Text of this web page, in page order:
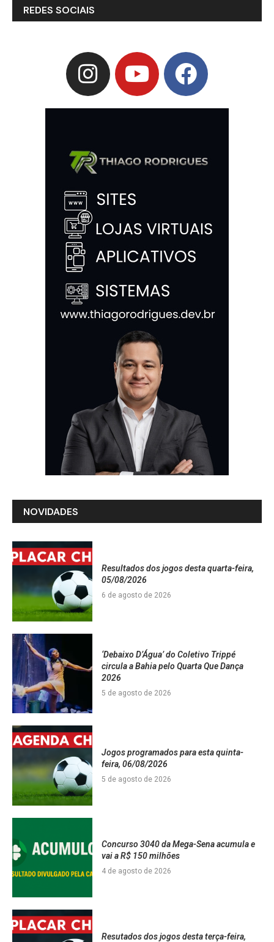
REDES SOCIAIS
NOVIDADES
Resultados dos jogos desta quarta-feira,
05/08/2026
6 de agosto de 2026
‘Debaixo D’Água’ do Coletivo Trippé
circula a Bahia pelo Quarta Que Dança
2026
5 de agosto de 2026
Jogos programados para esta quinta-
feira, 06/08/2026
5 de agosto de 2026
Concurso 3040 da Mega-Sena acumula e
vai a R$ 150 milhões
4 de agosto de 2026
Resutados dos jogos desta terça-feira,